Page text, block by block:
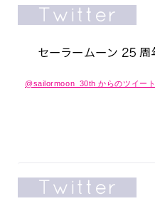
@sailormoon_30th からのツイート